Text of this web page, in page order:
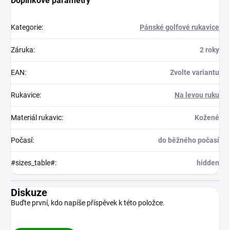
Kategorie: Pánské golfové rukavice
Záruka: 2 roky
EAN: Zvolte variantu
Rukavice: Na levou ruku
Materiál rukavic: Kožené
Počasí: do běžného počasí
#sizes_table#: hidden
Diskuze
Buďte první, kdo napíše příspěvek k této položce.